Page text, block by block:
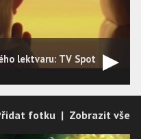
lektvaru: TV Spot
fotku | Zobrazit vše